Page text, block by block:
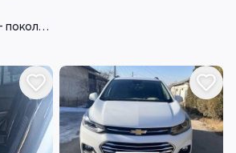
Chevrolet Tracker III - поколение рестайлинг